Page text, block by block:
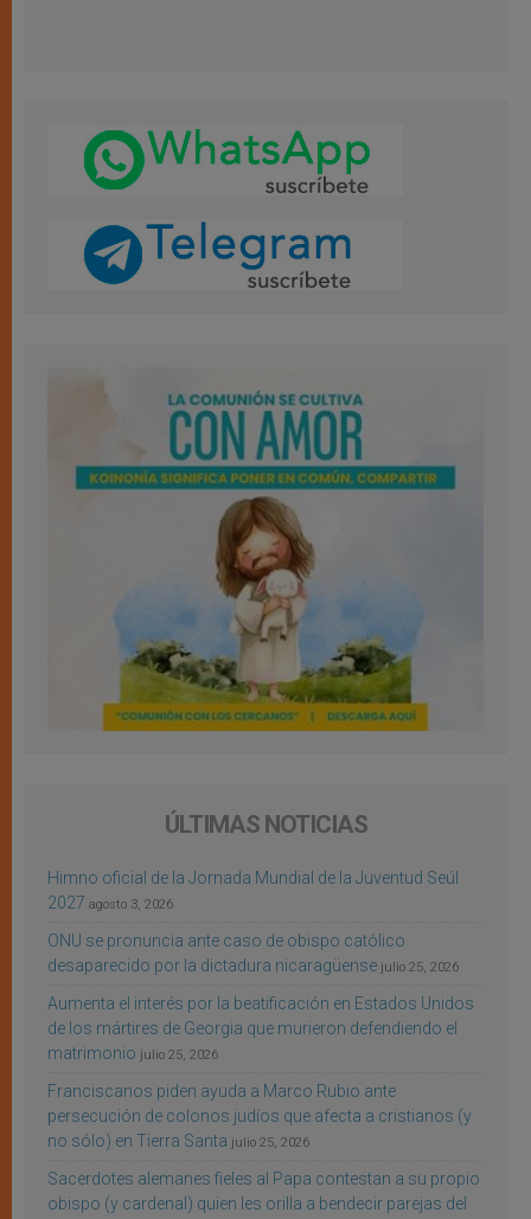
ÚLTIMAS NOTICIAS
Himno oficial de la Jornada Mundial de la Juventud Seúl
2027 agosto 3, 2026
ONU se pronuncia ante caso de obispo católico
desaparecido por la dictadura nicaragüense julio 25, 2026
Aumenta el interés por la beatificación en Estados Unidos
de los mártires de Georgia que murieron defendiendo el
matrimonio julio 25, 2026
Franciscanos piden ayuda a Marco Rubio ante
persecución de colonos judíos que afecta a cristianos (y
no sólo) en Tierra Santa julio 25, 2026
Sacerdotes alemanes fieles al Papa contestan a su propio
obispo (y cardenal) quien les orilla a bendecir parejas del